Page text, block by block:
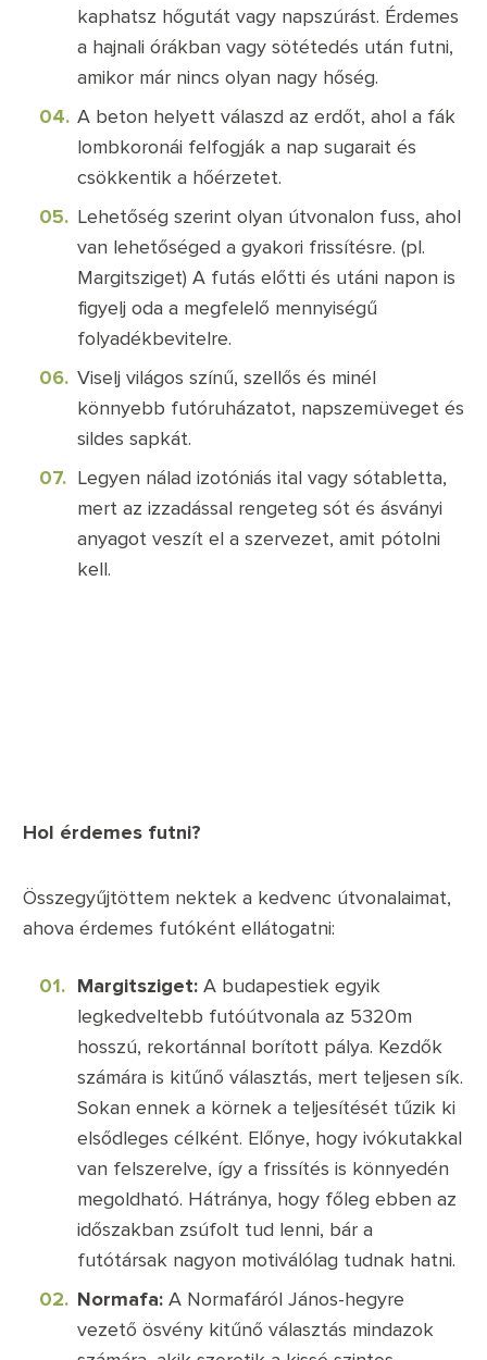
kaphatsz hőgutát vagy napszúrást. Érdemes
a hajnali órákban vagy sötétedés után futni,
amikor már nincs olyan nagy hőség.
A beton helyett válaszd az erdőt, ahol a fák
lombkoronái felfogják a nap sugarait és
csökkentik a hőérzetet.
Lehetőség szerint olyan útvonalon fuss, ahol
van lehetőséged a gyakori frissítésre. (pl.
Margitsziget) A futás előtti és utáni napon is
figyelj oda a megfelelő mennyiségű
folyadékbevitelre.
Viselj világos színű, szellős és minél
könnyebb futóruházatot, napszemüveget és
sildes sapkát.
Legyen nálad izotóniás ital vagy sótabletta,
mert az izzadással rengeteg sót és ásványi
anyagot veszít el a szervezet, amit pótolni
kell.
Hol érdemes futni?
Összegyűjtöttem nektek a kedvenc útvonalaimat,
ahova érdemes futóként ellátogatni:
Margitsziget: A budapestiek egyik
legkedveltebb futóútvonala az 5320m
hosszú, rekortánnal borított pálya. Kezdők
számára is kitűnő választás, mert teljesen sík.
Sokan ennek a körnek a teljesítését tűzik ki
elsődleges célként. Előnye, hogy ivókutakkal
van felszerelve, így a frissítés is könnyedén
megoldható. Hátránya, hogy főleg ebben az
időszakban zsúfolt tud lenni, bár a
futótársak nagyon motiválólag tudnak hatni.
Normafa: A Normafáról János-hegyre
vezető ösvény kitűnő választás mindazok